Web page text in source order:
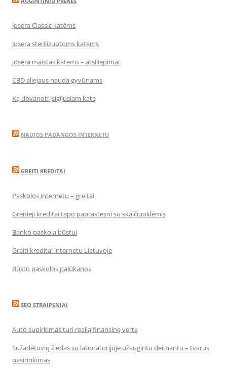
Josera Classic katėms
Josera sterilizuotoms katėms
Josera maistas katėms – atsiliepimai
CBD aliejaus nauda gyvūnams
Ką dovanoti įsigijusiam katę
NAUJOS PADANGOS INTERNETU
GREITI KREDITAI
Paskolos internetu – greitai
Greitieji kreditai tapo paprastesni su skaičiuoklėmis
Banko paskola būstui
Greiti kreditai internetu Lietuvoje
Būsto paskolos palūkanos
SEO STRAIPSNIAI
Auto supirkimas turi realią finansinę vertę
Sužadėtuvių žiedas su laboratorijoje užaugintu deimantu – tvarus
pasirinkimas